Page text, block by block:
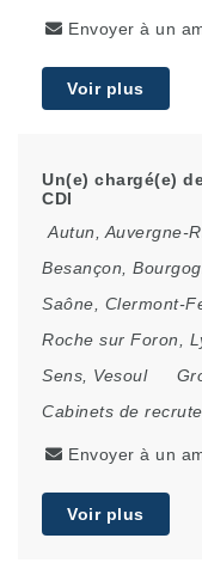
Envoyer à un
Voir plus
Un(e) chargé(e)
CDI
Autun
Auvergne-
Besançon
Saône
Clermont-
Roche sur Foron
Sens
Vesoul
Cabinets de
Envoyer à un
Voir plus